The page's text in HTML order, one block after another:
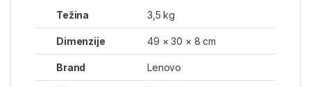
Težina 3,5 kg
Dimenzije 49 × 30 × 8 cm
Brand Lenovo